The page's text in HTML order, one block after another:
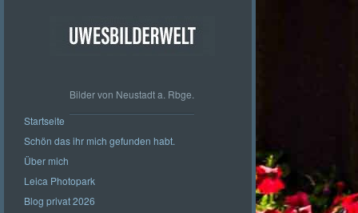
Bilder von Neustadt a. Rbge.
Startseite
Schön das ihr mich gefunden habt.
Über mich
Leica Photopark
Blog privat 2026